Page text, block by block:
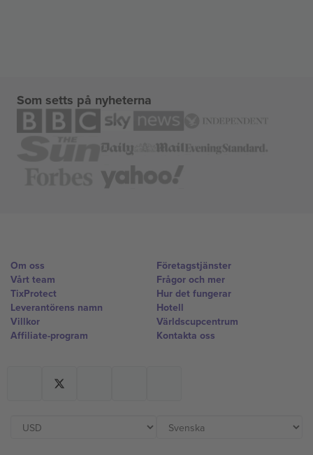
Som setts på nyheterna
Om oss
Vårt team
TixProtect
Leverantörens namn
Villkor
Affiliate-program
Företagstjänster
Frågor och mer
Hur det fungerar
Hotell
Världscupcentrum
Kontakta oss